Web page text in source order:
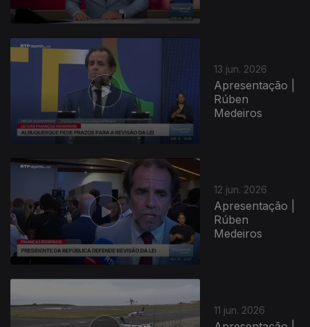
13 jun. 2026
Apresentação |
Rúben
Medeiros
12 jun. 2026
Apresentação |
Rúben
Medeiros
11 jun. 2026